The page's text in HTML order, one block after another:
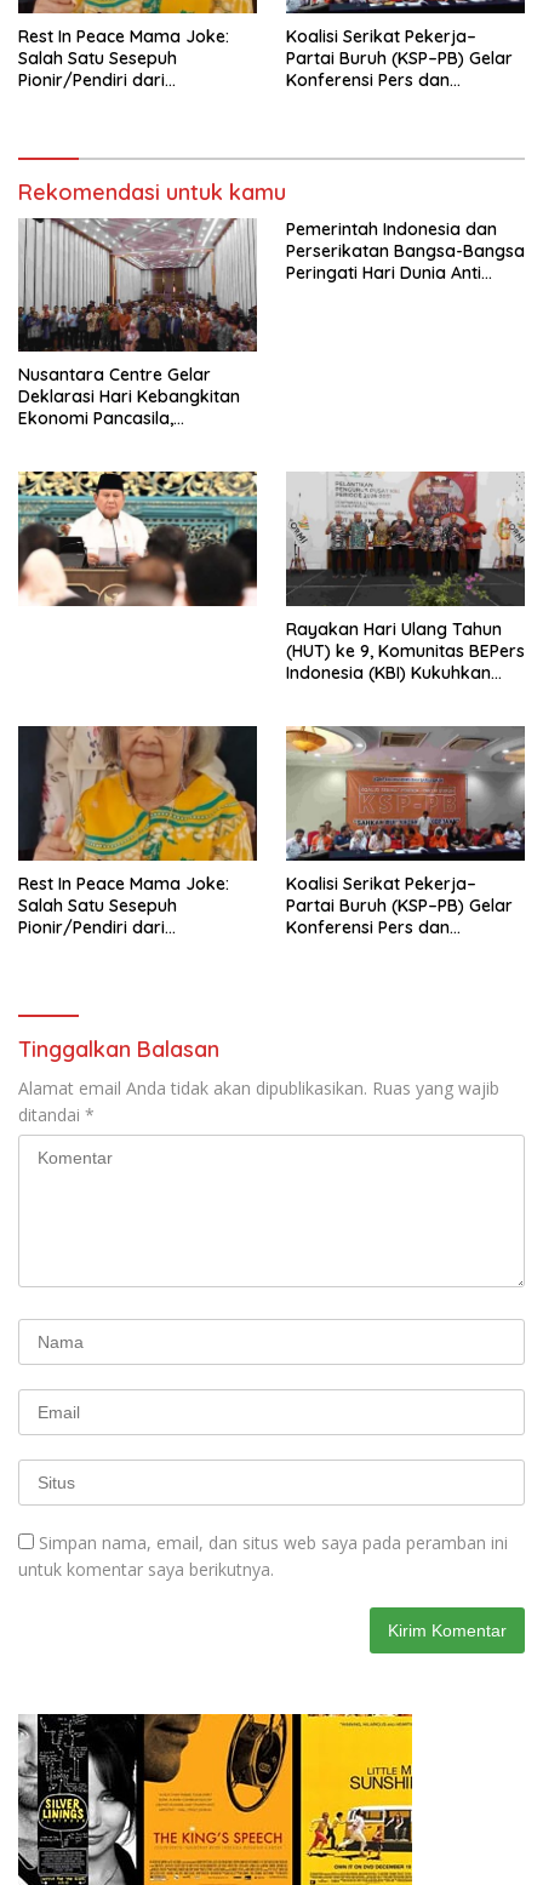
Rest In Peace Mama Joke:
Salah Satu Sesepuh
Pionir/Pendiri dari
Kasih Allah.
Koalisi Serikat Pekerja–
Partai Buruh (KSP–PB) Gelar
Konferensi Pers dan
RUU Ketenagakerjaan Baru.
Rekomendasi untuk kamu
Nusantara Centre Gelar
Deklarasi Hari Kebangkitan
Ekonomi Pancasila,
Penjajahan (Pergolakan
Ekonomi Politik Indonesia) &
Simposium Nasional “Urgensi
Undang-Undang
Perekonomian Nasional dan
Kesejahteraan Sosial dalam
Pemerintah Indonesia dan
Perserikatan Bangsa-Bangsa
Peringati Hari Dunia Anti
Rayakan Hari Ulang Tahun
(HUT) ke 9, Komunitas BEPers
Indonesia (KBI) Kukuhkan
Tema: “Penguatan dan
Pengembangan Organisasi
KBI yang Berbasis Riset di
seluruh Indonesia dan
Mancanegara”.
Rest In Peace Mama Joke:
Salah Satu Sesepuh
Pionir/Pendiri dari
Kasih Allah.
Koalisi Serikat Pekerja–
Partai Buruh (KSP–PB) Gelar
Konferensi Pers dan
Tinggalkan Balasan
Alamat email Anda tidak akan dipublikasikan. Ruas yang wajib
ditandai *
Simpan nama, email, dan situs web saya pada peramban ini
untuk komentar saya berikutnya.